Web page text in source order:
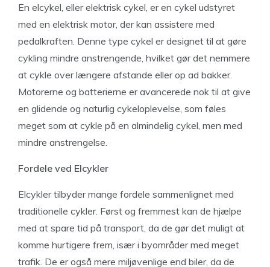
En elcykel, eller elektrisk cykel, er en cykel udstyret
med en elektrisk motor, der kan assistere med
pedalkraften. Denne type cykel er designet til at gøre
cykling mindre anstrengende, hvilket gør det nemmere
at cykle over længere afstande eller op ad bakker.
Motorerne og batterierne er avancerede nok til at give
en glidende og naturlig cykeloplevelse, som føles
meget som at cykle på en almindelig cykel, men med
mindre anstrengelse.
Fordele ved Elcykler
Elcykler tilbyder mange fordele sammenlignet med
traditionelle cykler. Først og fremmest kan de hjælpe
med at spare tid på transport, da de gør det muligt at
komme hurtigere frem, især i byområder med meget
trafik. De er også mere miljøvenlige end biler, da de